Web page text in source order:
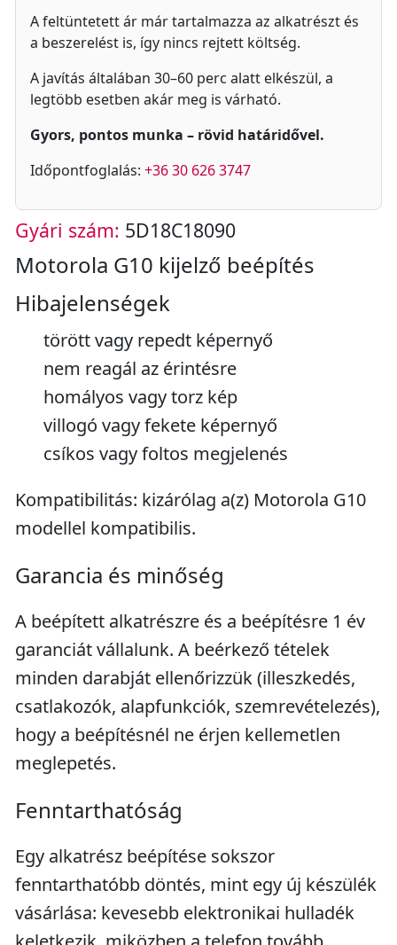
A feltüntetett ár már tartalmazza az alkatrészt és
a beszerelést is, így nincs rejtett költség.
A javítás általában 30–60 perc alatt elkészül, a
legtöbb esetben akár meg is várható.
Gyors, pontos munka – rövid határidővel.
Időpontfoglalás: +36 30 626 3747
Gyári szám: 5D18C18090
Motorola G10 kijelző beépítés
Hibajelenségek
törött vagy repedt képernyő
nem reagál az érintésre
homályos vagy torz kép
villogó vagy fekete képernyő
csíkos vagy foltos megjelenés
Kompatibilitás: kizárólag a(z) Motorola G10
modellel kompatibilis.
Garancia és minőség
A beépített alkatrészre és a beépítésre 1 év
garanciát vállalunk. A beérkező tételek
minden darabját ellenőrizzük (illeszkedés,
csatlakozók, alapfunkciók, szemrevételezés),
hogy a beépítésnél ne érjen kellemetlen
meglepetés.
Fenntarthatóság
Egy alkatrész beépítése sokszor
fenntarthatóbb döntés, mint egy új készülék
vásárlása: kevesebb elektronikai hulladék